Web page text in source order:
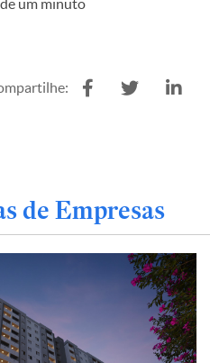
um minuto
de Empresas